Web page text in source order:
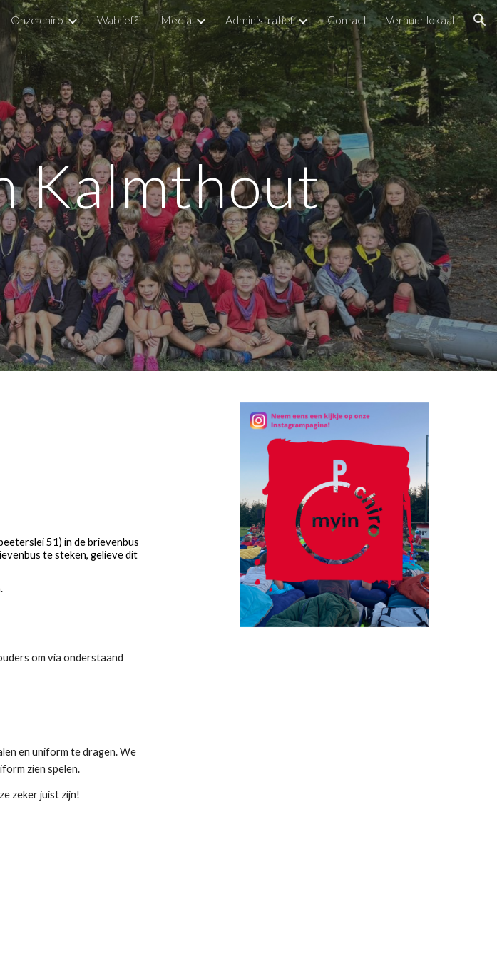
Skip to navigation
Onze chiro Wablief?! Media Administratief Contact Verhuur lokaal
Kalmthout
51) in de brievenbus
te steken, gelieve dit
om via onderstaand
en uniform te dragen. We
zien spelen.
zeker juist zijn!